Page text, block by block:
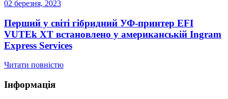
02 березня, 2023
Перший у світі гібридний УФ-принтер EFI
VUTEk XT встановлено у американській Ingram
Express Services
Читати повністю
Інформація